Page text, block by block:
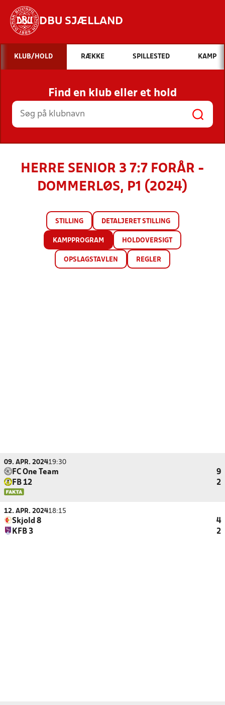
DBU SJÆLLAND
Hvad vil du søge efter?
INDHOLD OG NYHEDER
STILLINGER, RESULTATER, KLUBBER OG
HOLD
KLUB/HOLD RÆKKE SPILLESTED KAMP
Find en klub eller et hold
HERRE SENIOR 3 7:7 FORÅR -
DOMMERLØS, P1 (2024)
STILLING DETALJERET STILLING
KAMPPROGRAM HOLDOVERSIGT
OPSLAGSTAVLEN REGLER
09. APR. 202419:30
FC One Team
9
FB 12
2
12. APR. 202418:15
Skjold 8
4
KFB 3
2